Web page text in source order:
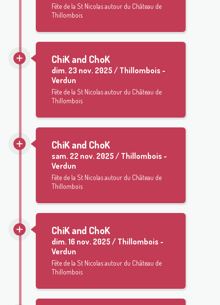
Fête de la St Nicolas autour du Château de
Thillombois
ChiK and ChoK
dim. 23 nov. 2025 / Thillombois -
Verdun
Fête de la St Nicolas autour du Château de
Thillombois
ChiK and ChoK
sam. 22 nov. 2025 / Thillombois -
Verdun
Fête de la St Nicolas autour du Château de
Thillombois
ChiK and ChoK
dim. 16 nov. 2025 / Thillombois -
Verdun
Fête de la St Nicolas autour du Château de
Thillombois